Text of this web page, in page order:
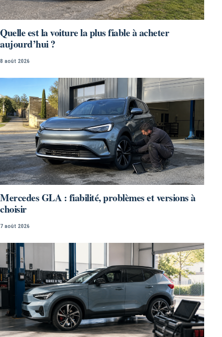
Quelle est la voiture la plus fiable à acheter
aujourd’hui ?
8 août 2026
Mercedes GLA : fiabilité, problèmes et versions à
choisir
7 août 2026